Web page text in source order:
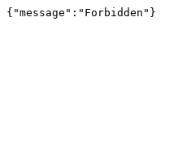
{"message":"Forbidden"}